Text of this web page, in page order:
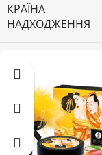
КРАЇНА
НАДХОДЖЕННЯ